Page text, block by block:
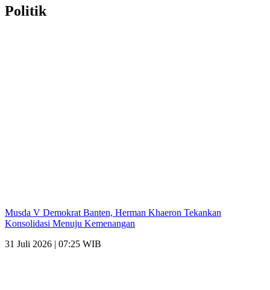
Politik
Musda V Demokrat Banten, Herman Khaeron Tekankan
Konsolidasi Menuju Kemenangan
31 Juli 2026 | 07:25 WIB